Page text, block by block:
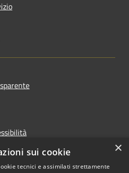
×
sui cookie
tecnici e assimilati strettamente